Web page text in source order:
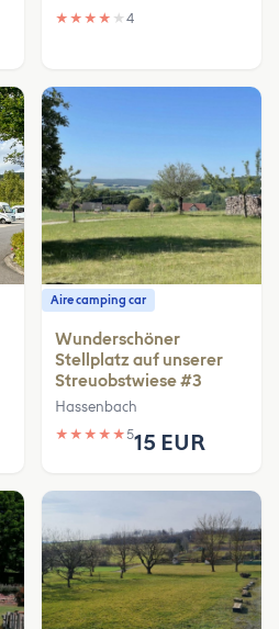
★ ★ ★ ★ ★ 4
Aire camping car
Wunderschöner
Stellplatz auf unserer
Streuobstwiese #3
Hassenbach
★ ★ ★ ★ ★515 EUR